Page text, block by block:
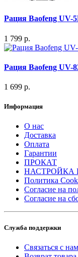
Рация Baofeng UV-
1 799 р.
Рация Baofeng UV-
1 699 р.
Информация
О нас
Доставка
Оплата
Гарантии
ПРОКАТ
НАСТРОЙКА
Политика
Согласие на
Согласие на
Служба поддержки
Связаться с